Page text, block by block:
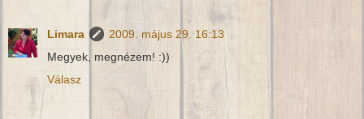
Limara
2009. május 29. 16:13
Megyek, megnézem! :))
Válasz